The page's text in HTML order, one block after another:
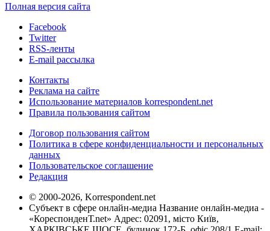
Полная версия сайта
Facebook
Twitter
RSS-ленты
E-mail рассылка
Контакты
Реклама на сайте
Использование материалов korrespondent.net
Правила пользования сайтом
Договор пользования сайтом
Политика в сфере конфиденциальности и персональных
данных
Пользовательское соглашение
Редакция
© 2000-2026, Korrespondent.net
Субъект в сфере онлайн-медиа Название онлайн-медиа -
«КореспонденТ.net» Адрес: 02091, місто Київ,